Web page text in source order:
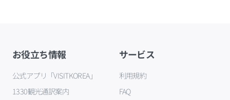
お役立ち情報
公式アプリ「VISITKOREA」
1330観光通訳案内
サービス
利用規約
FAQ